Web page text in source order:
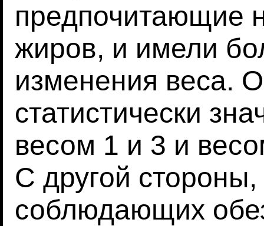
предпочитающие
жиров, и имели
изменения веса.
статистически
весом 1 и 3 и
С другой стороны,
соблюдающих